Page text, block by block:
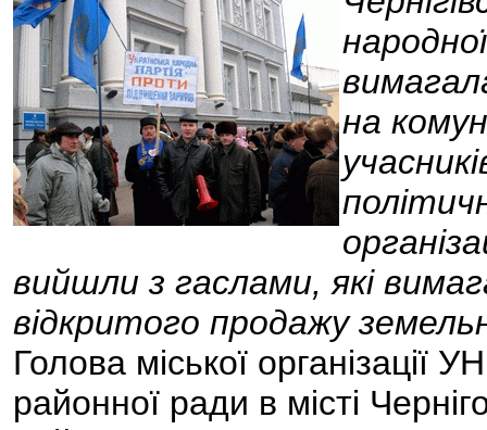
на
вийшли з гаслами, які
відкритого продажу
Голова міської організації
районної ради в місті